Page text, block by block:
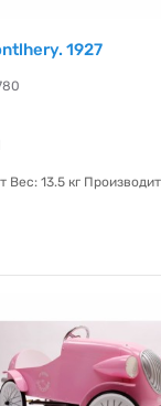
1927
Вес: 13.5 кг